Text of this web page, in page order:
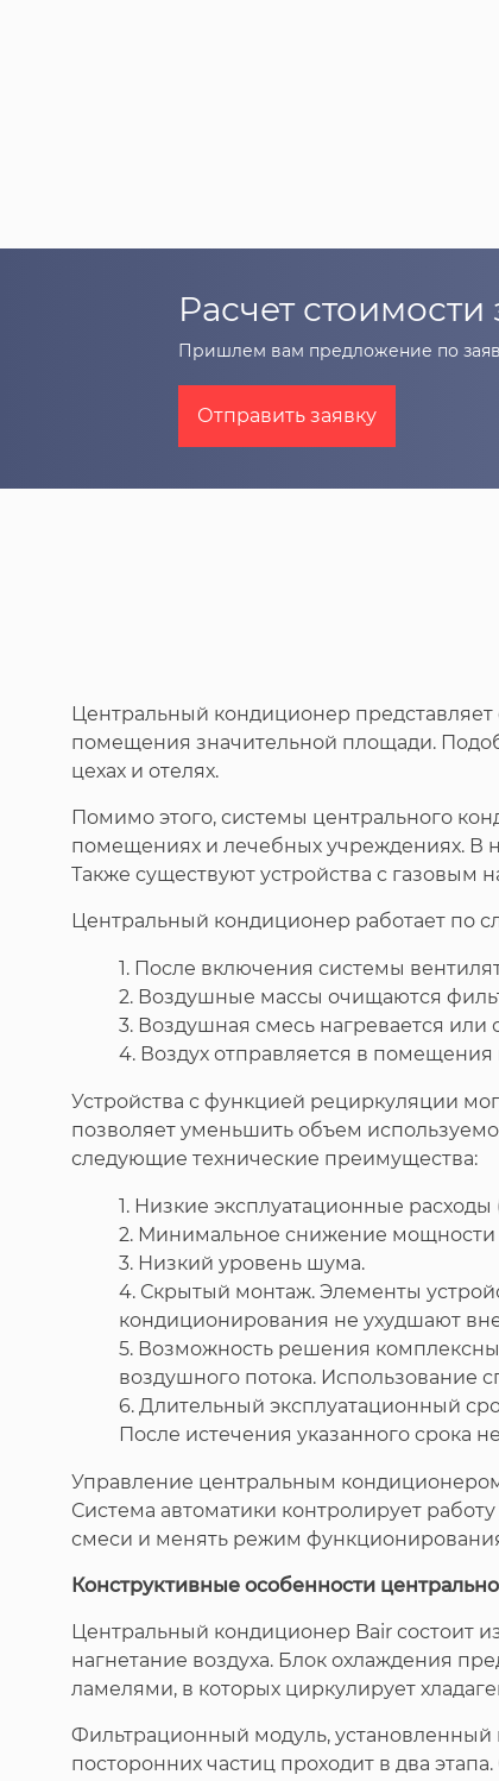
Расчет
Пришлем вам предложение по
Отправить заявку
Центральный кондиционер
помещения значительной площади.
цехах и отелях.
Помимо этого, системы центрального
помещениях и лечебных учреждениях. В
Также существуют устройства с
Центральный кондиционер работает по
1. После включения системы
2. Воздушные массы очищаются
3. Воздушная смесь нагревается или
4. Воздух отправляется в помещения
Устройства с функцией рециркуляции
позволяет уменьшить объем
следующие технические преимущества:
1. Низкие эксплуатационные
2. Минимальное снижение мощности
3. Низкий уровень шума.
4. Скрытый монтаж. Элементы
кондиционирования не ухудшают
5. Возможность решения
воздушного потока. Использование
6. Длительный эксплуатационный
После истечения указанного срока
Управление центральным кондиционером
Система автоматики контролирует
смеси и менять режим
Конструктивные особенности
Центральный кондиционер Bair состоит
нагнетание воздуха. Блок охлаждения
ламелями, в которых циркулирует
Фильтрационный модуль, установленный
посторонних частиц проходит в два